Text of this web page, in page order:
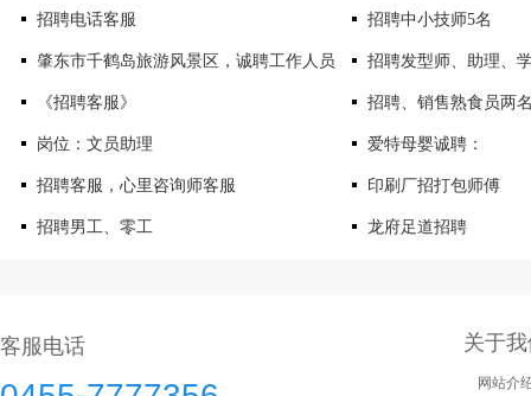
招聘电话客服 招聘中小技师5名
肇东市千鹤岛旅游风景区，诚聘工作人员 招聘发型师、助理、
《招聘客服》 招聘、销售熟食员两
岗位：文员助理 爱特母婴诚聘：
招聘客服，心里咨询师客服 印刷厂招打包师傅
招聘男工、零工 龙府足道招聘
客服电话 关于
网站介